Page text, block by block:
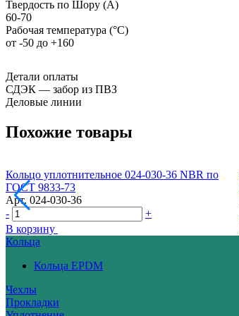
Твердость по Шору (А)
60-70
Рабочая температура (°С)
от -50 до +160
Детали оплаты
СДЭК — забор из ПВЗ
Деловые линии
Похожие товары
Кольцо уплотнительное 024-030-36 NBR по
ГОСТ 9833-73
Арт. 024-030-36
-
+
В корзину
Кольца
Кольца EPDM
Чехлы
Прокладки